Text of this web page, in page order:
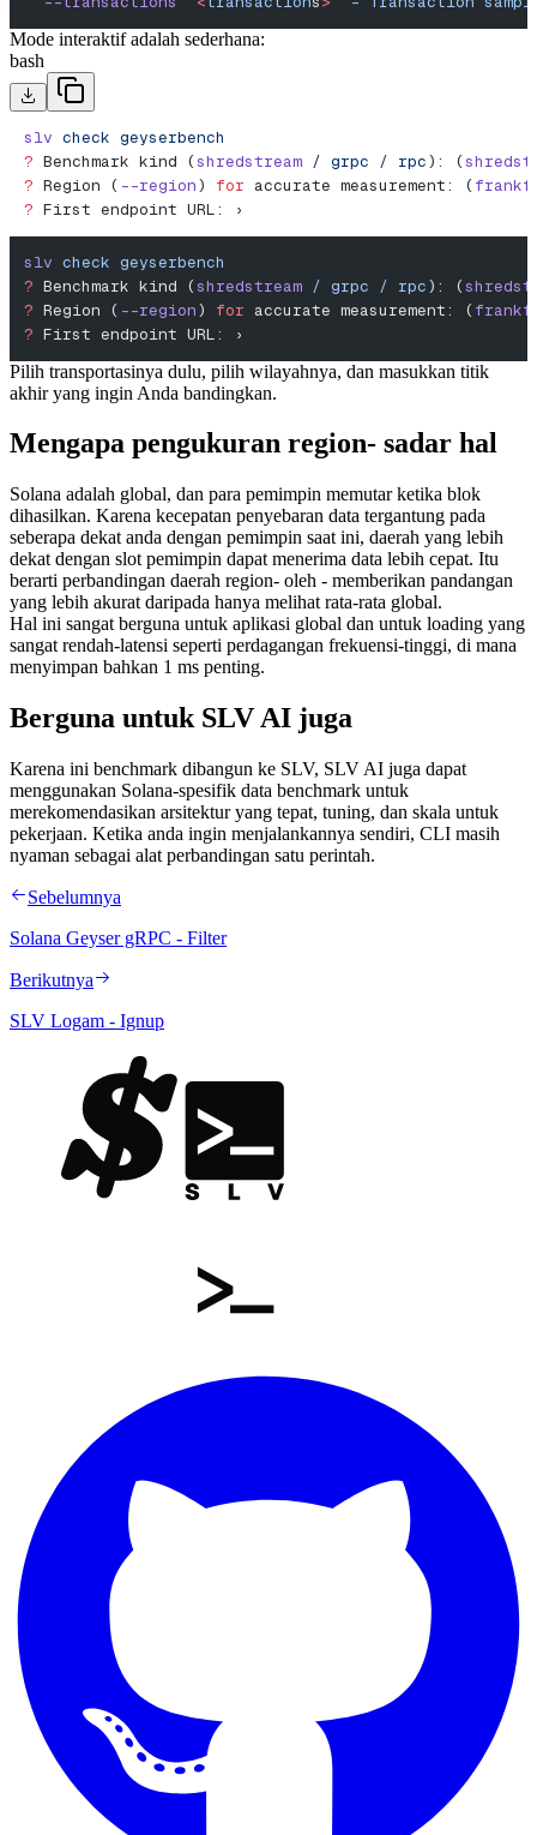
Mode interaktif adalah sederhana:
bash
slv check geyserbench
? Benchmark kind (shredstream / grpc / rpc): (
? Region ( --region) for accurate measurement: (
? First endpoint URL: ›
slv check geyserbench
? Benchmark kind (shredstream / grpc / rpc): (
? Region ( --region) for accurate measurement: (
? First endpoint URL: ›
Pilih transportasinya dulu, pilih wilayahnya, dan masukkan titik
akhir yang ingin Anda bandingkan.
Mengapa pengukuran region- sadar hal
Solana adalah global, dan para pemimpin memutar ketika blok
dihasilkan. Karena kecepatan penyebaran data tergantung pada
seberapa dekat anda dengan pemimpin saat ini, daerah yang lebih
dekat dengan slot pemimpin dapat menerima data lebih cepat. Itu
berarti perbandingan daerah region- oleh - memberikan pandangan
yang lebih akurat daripada hanya melihat rata-rata global.
Hal ini sangat berguna untuk aplikasi global dan untuk loading yang
sangat rendah-latensi seperti perdagangan frekuensi-tinggi, di mana
menyimpan bahkan 1 ms penting.
Berguna untuk SLV AI juga
Karena ini benchmark dibangun ke SLV, SLV AI juga dapat
menggunakan Solana-spesifik data benchmark untuk
merekomendasikan arsitektur yang tepat, tuning, dan skala untuk
pekerjaan. Ketika anda ingin menjalankannya sendiri, CLI masih
nyaman sebagai alat perbandingan satu perintah.
Sebelumnya
Solana Geyser gRPC - Filter
Berikutnya
SLV Logam - Ignup